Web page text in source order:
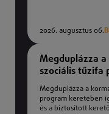
2026. augusztus 06.
Megduplázza
szociális tűzifa
igényelhető
Megduplázza a
program keretében
és a biztosított